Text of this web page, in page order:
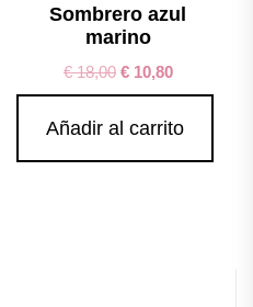
Sombrero azul
marino
€18,00 €10,80
Añadir al carrito